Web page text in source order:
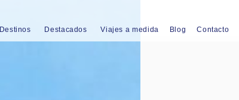
Destinos Destacados Viajes a medida Blog Contacto